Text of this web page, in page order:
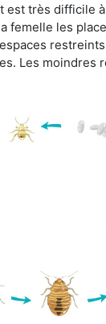
est très difficile
femelle les
Les moindres